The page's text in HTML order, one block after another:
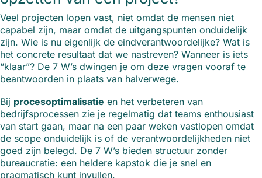
Veel projecten lopen vast, niet omdat de mensen niet
capabel zijn, maar omdat de uitgangspunten onduidelijk
zijn. Wie is nu eigenlijk de eindverantwoordelijke? Wat is
het concrete resultaat dat we nastreven? Wanneer is iets
“klaar”? De 7 W’s dwingen je om deze vragen vooraf te
beantwoorden in plaats van halverwege.
Bij procesoptimalisatie en het verbeteren van
bedrijfsprocessen zie je regelmatig dat teams enthousiast
van start gaan, maar na een paar weken vastlopen omdat
de scope onduidelijk is of de verantwoordelijkheden niet
goed zijn belegd. De 7 W’s bieden structuur zonder
bureaucratie: een heldere kapstok die je snel en
pragmatisch kunt invullen.